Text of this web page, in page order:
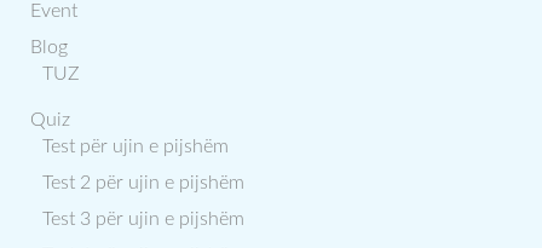
Event
Blog
TUZ
Quiz
Test për ujin e pijshëm
Test 2 për ujin e pijshëm
Test 3 për ujin e pijshëm